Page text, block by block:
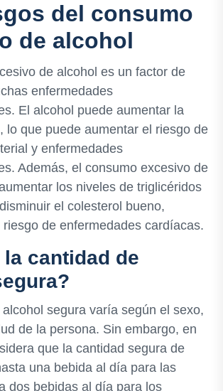
del consumo
de alcohol
de alcohol es un factor de
enfermedades
El alcohol puede aumentar la
lo que puede aumentar el riesgo de
y enfermedades
Además, el consumo excesivo de
los niveles de triglicéridos
el colesterol bueno,
de enfermedades cardíacas.
la cantidad de
segura varía según el sexo,
de la persona. Sin embargo, en
que la cantidad segura de
una bebida al día para las
dos bebidas al día para los